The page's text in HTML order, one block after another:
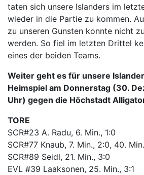
taten sich unsere Islanders im
wieder in die Partie zu kommen.
zu unseren Gunsten konnte nicht
werden. So fiel im letzten Drittel
eines der beiden Teams.
Weiter geht es für unsere
Heimspiel am Donnerstag (30.
Uhr) gegen die Höchstadt
TORE
SCR#23 A. Radu, 6. Min., 1:0
SCR#77 Knaub, 7. Min., 2:0, 40.
SCR#89 Seidl, 21. Min., 3:0
EVL #39 Laaksonen, 25. Min., 3:1